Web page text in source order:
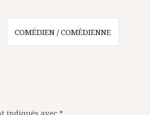
COMÉDIEN / COMÉDIENNE
indiqués avec *